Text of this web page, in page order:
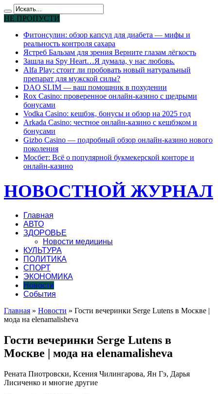
НЕ ПРОПУСТИ
Фитонсулин: обзор капсул для диабета — мифы и
реальность контроля сахара
Ястреб Бальзам для зрения Верните глазам лёгкость
Зашла на Spy Heart…Я думала, у нас любовь.
Alfa Play: стоит ли пробовать новый натуральный
препарат для мужской силы?
DAO SLIM — ваш помощник в похудении
Rox Casino: проверенное онлайн-казино с щедрыми
бонусами
Vodka Casino: кешбэк, бонусы и обзор на 2025 год
Arkada Casino: честное онлайн-казино с кешбэком и
бонусами
Gizbo Casino — подробный обзор онлайн-казино нового
поколения
Мосбет: Всё о популярной букмекерской конторе и
онлайн-казино
НОВОСТНОЙ ЖУРНАЛ
Главная
АВТО
ЗДОРОВЬЕ
Новости медицины
КУЛЬТУРА
ПОЛИТИКА
СПОРТ
ЭКОНОМИКА
Новости
События
Главная » Новости » Гости вечеринки Serge Lutens в Москве |
мода на elenamalisheva
Гости вечеринки Serge Lutens в
Москве | мода на elenamalisheva
Рената Пиотровски, Ксения Чилингарова, Ян Гэ, Дарья
Лисиченко и многие другие